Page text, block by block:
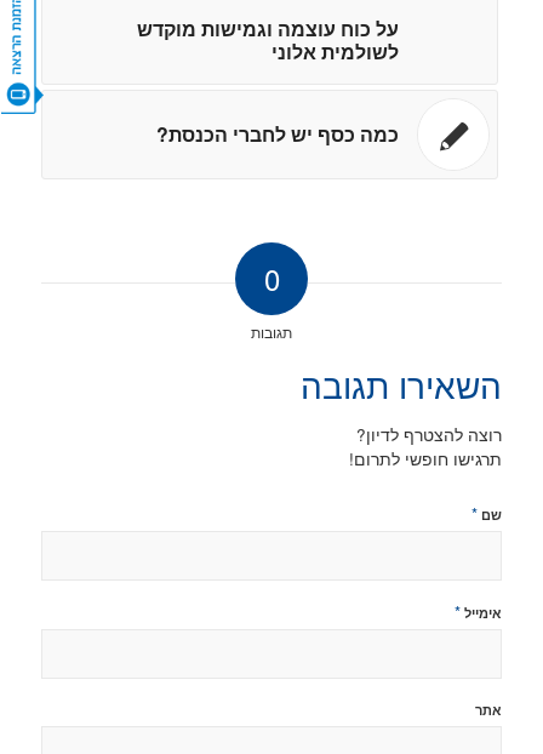
על כוח עוצמה וגמישות מוקדש
לשולמית אלוני
כמה כסף יש לחברי הכנסת?
0
תגובות
השאירו תגובה
רוצה להצטרף לדיון?
תרגישו חופשי לתרום!
שם *
אימייל *
אתר
CONTACT US